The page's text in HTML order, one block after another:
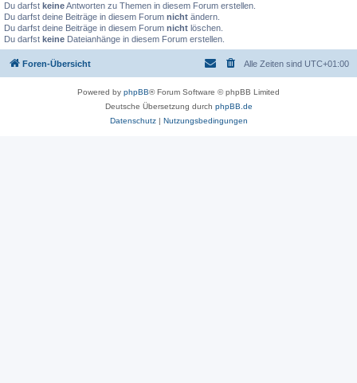
Du darfst keineAntworten zu Themen in diesem Forum erstellen.
Du darfst deine Beiträge in diesem Forum nicht ändern.
Du darfst deine Beiträge in diesem Forum nicht löschen.
Du darfst keine Dateianhänge in diesem Forum erstellen.
Foren-Übersicht Alle Zeiten sind UTC+01:00
Powered by phpBB® Forum Software © phpBB Limited
Deutsche Übersetzung durch phpBB.de
Datenschutz| Nutzungsbedingungen